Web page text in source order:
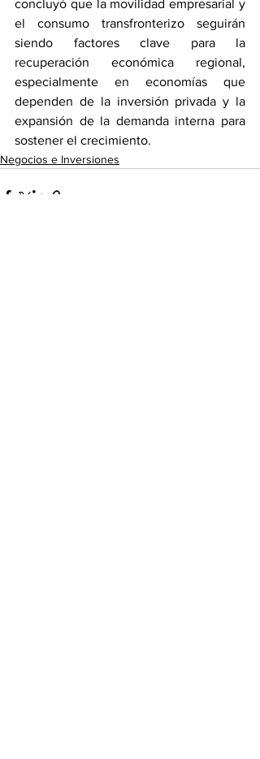
concluyó que la movilidad empresarial y
el consumo transfronterizo seguirán
siendo factores clave para la
recuperación económica regional,
especialmente en economías que
dependen de la inversión privada y la
expansión de la demanda interna para
sostener el crecimiento.
Negocios e Inversiones